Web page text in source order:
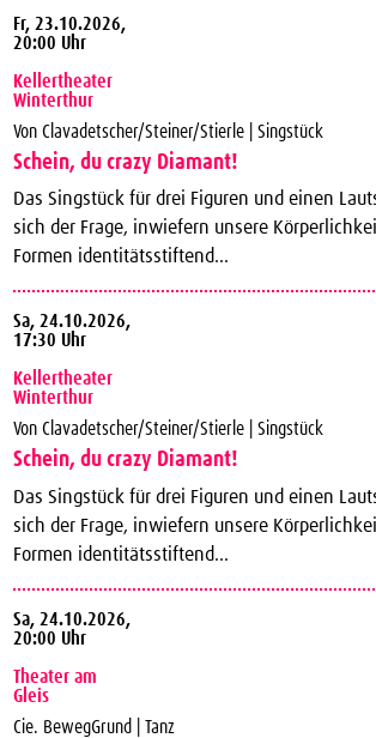
Fr, 23.10.2026,
20:00 Uhr
Kellertheater
Winterthur
Von Clavadetscher/Steiner/Stierle | Singstück
Schein, du crazy Diamant!
Das Singstück für drei Figuren und einen
sich der Frage, inwiefern unsere
Formen identitätsstiftend...
Sa,24.10.2026,
17:30 Uhr
Kellertheater
Winterthur
Von Clavadetscher/Steiner/Stierle | Singstück
Schein, du crazy Diamant!
Das Singstück für drei Figuren und einen
sich der Frage, inwiefern unsere
Formen identitätsstiftend...
Sa, 24.10.2026,
20:00 Uhr
Theater am
Gleis
Cie. BewegGrund | Tanz